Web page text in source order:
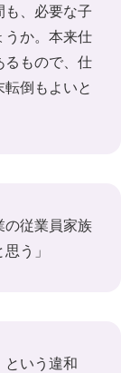
、必要な子
うか。本来仕
るもので、仕
倒もよいと
の従業員家族
う」
という違和